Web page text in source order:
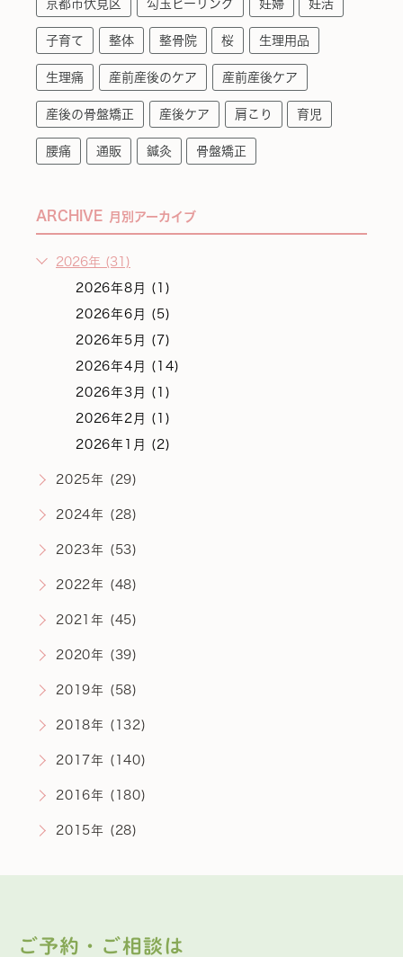
京都市伏見区 勾玉ヒーリング 妊婦 妊活
子育て 整体 整骨院 桜 生理用品
生理痛 産前産後のケア 産前産後ケア
産後の骨盤矯正 産後ケア 肩こり 育児
腰痛 通販 鍼灸 骨盤矯正
ARCHIVE 月別アーカイブ
2026年 (31)
2026年8月 (1)
2026年6月 (5)
2026年5月 (7)
2026年4月 (14)
2026年3月 (1)
2026年2月 (1)
2026年1月 (2)
2025年 (29)
2024年 (28)
2023年 (53)
2022年 (48)
2021年 (45)
2020年 (39)
2019年 (58)
2018年 (132)
2017年 (140)
2016年 (180)
2015年 (28)
ご予約・ご相談は